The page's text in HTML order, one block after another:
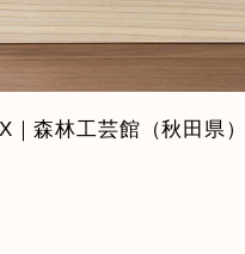
｜森林工芸館（秋田県）